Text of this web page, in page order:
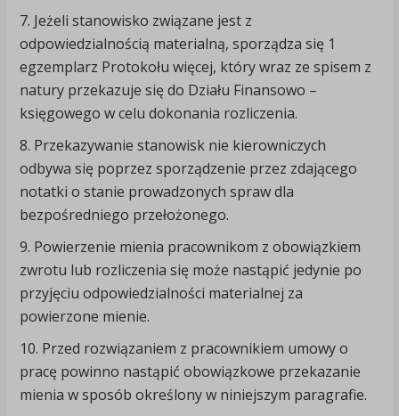
7. Jeżeli stanowisko związane jest z
odpowiedzialnością materialną, sporządza się 1
egzemplarz Protokołu więcej, który wraz ze spisem z
natury przekazuje się do Działu Finansowo –
księgowego w celu dokonania rozliczenia.
8. Przekazywanie stanowisk nie kierowniczych
odbywa się poprzez sporządzenie przez zdającego
notatki o stanie prowadzonych spraw dla
bezpośredniego przełożonego.
9. Powierzenie mienia pracownikom z obowiązkiem
zwrotu lub rozliczenia się może nastąpić jedynie po
przyjęciu odpowiedzialności materialnej za
powierzone mienie.
10. Przed rozwiązaniem z pracownikiem umowy o
pracę powinno nastąpić obowiązkowe przekazanie
mienia w sposób określony w niniejszym paragrafie.